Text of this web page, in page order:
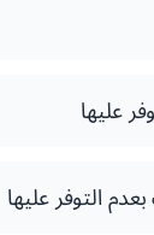
عليها
التوفر عليها